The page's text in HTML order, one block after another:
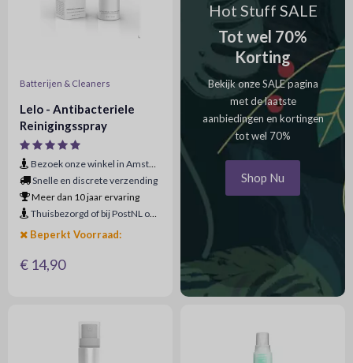
Batterijen & Cleaners
Lelo - Antibacteriele
Reinigingsspray
Bezoek onze winkel in Amsterdam
Snelle en discrete verzending
Meer dan 10 jaar ervaring
Thuisbezorgd of bij PostNL ophaalpunt
Beperkt Voorraad:
€ 14,90
Hot Stuff SALE
Tot wel 70%
Korting
Bekijk onze SALE pagina
met de laatste
aanbiedingen en kortingen
tot wel 70%
Shop Nu